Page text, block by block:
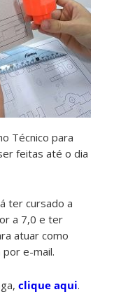
Técnico para
feitas até o dia
ter cursado a
a 7,0 e ter
atuar como
e-mail.
clique aqui.